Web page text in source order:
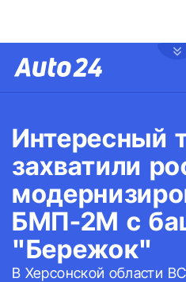
Интересный
захватили
БМП-2М с
"Бережок"
В Херсонской области